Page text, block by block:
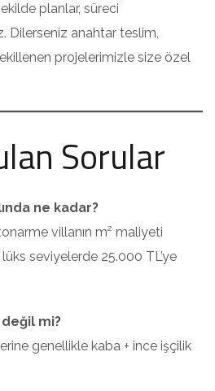
planlar, süreci
Dilerseniz anahtar teslim,
projelerimizle size özel
Sorular
ne kadar?
villanın m² maliyeti
seviyelerde 25.000 TL’ye
mi?
genellikle kaba + ince işçilik